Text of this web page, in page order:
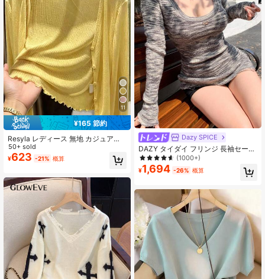
11
¥165 節約
Resyla レディース 無地 カジュアル
万能 デイリー 長袖カーディガン
50+ sold
¥623 -21% 概算
Dazy SPICE
DAZY タイダイ フリンジ 長袖セータ
ー レディース、長袖トップス、秋服
ニットトップス
(1000+)
¥1,694 -26% 概算